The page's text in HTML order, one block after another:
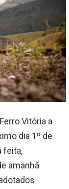
Vitória a
dia 1º de
feita,
amanhã